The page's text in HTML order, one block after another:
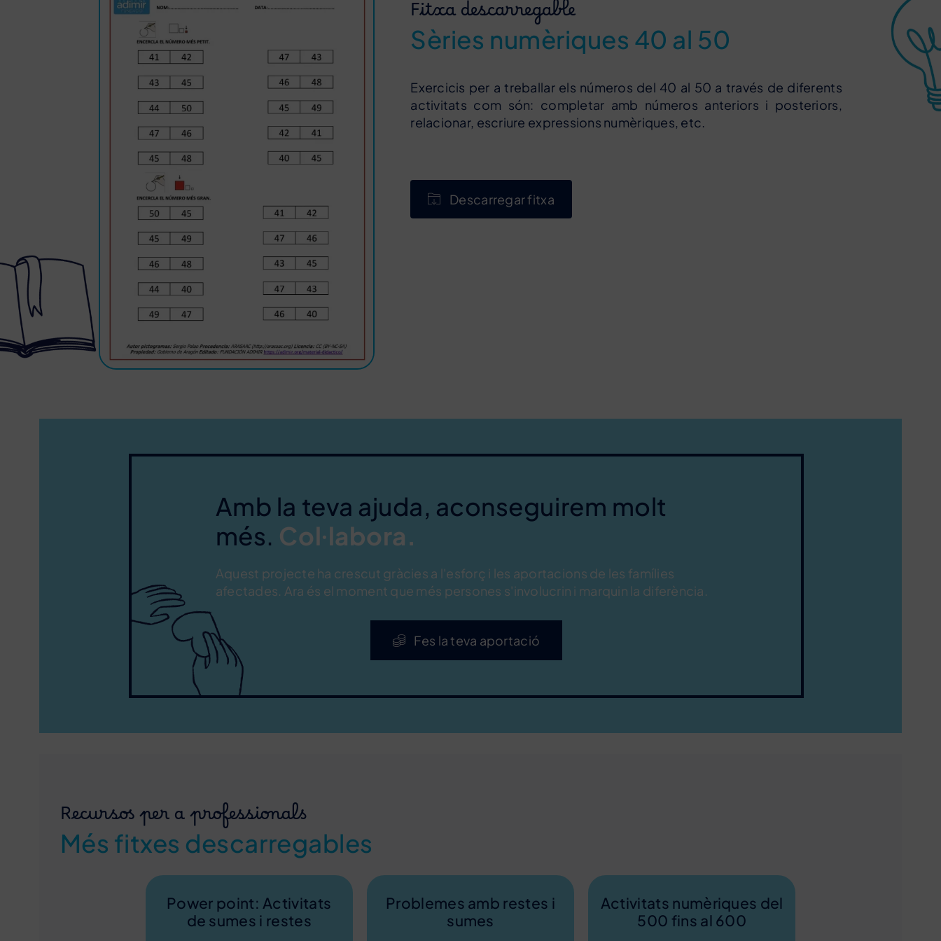
Fitxa descarregable
Sèries numèriques 40 al 50
Exercicis per a treballar els números del 40 al 50 a través de diferents
activitats com són: completar amb números anteriors i posteriors,
relacionar, escriure expressions numèriques, etc.
Descarregar fitxa
Amb la teva ajuda, aconseguirem molt
més. Col·labora.
Aquest projecte ha crescut gràcies a l'esforç i les aportacions de les famílies
afectades. Ara és el moment que més persones s'involucrin i marquin la diferència.
Fes la teva aportació
Recursos per a professionals
Més fitxes descarregables
Power point: Activitats
de sumes i restes
Problemes amb restes i
sumes
Activitats numèriques del
500 fins al 600